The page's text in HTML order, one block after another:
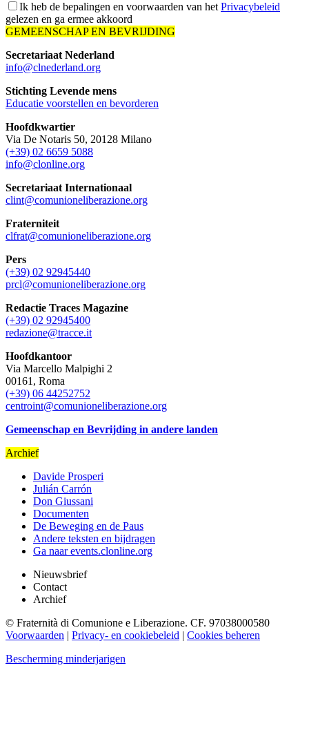
Ik heb de bepalingen en voorwaarden van het Privacybeleid
gelezen en ga ermee akkoord
GEMEENSCHAP EN BEVRIJDING
Secretariaat Nederland
info@clnederland.org
Stichting Levende mens
Educatie voorstellen en bevorderen
Hoofdkwartier
Via De Notaris 50, 20128 Milano
(+39) 02 6659 5088
info@clonline.org
Secretariaat Internationaal
clint@comunioneliberazione.org
Fraterniteit
clfrat@comunioneliberazione.org
Pers
(+39) 02 92945440
prcl@comunioneliberazione.org
Redactie Traces Magazine
(+39) 02 92945400
redazione@tracce.it
Hoofdkantoor
Via Marcello Malpighi 2
00161, Roma
(+39) 06 44252752
centroint@comunioneliberazione.org
Gemeenschap en Bevrijding in andere landen
Archief
Davide Prosperi
Julián Carrón
Don Giussani
Documenten
De Beweging en de Paus
Andere teksten en bijdragen
Ga naar events.clonline.org
Nieuwsbrief
Contact
Archief
© Fraternità di Comunione e Liberazione. CF. 97038000580
Voorwaarden | Privacy- en cookiebeleid | Cookies beheren
Bescherming minderjarigen